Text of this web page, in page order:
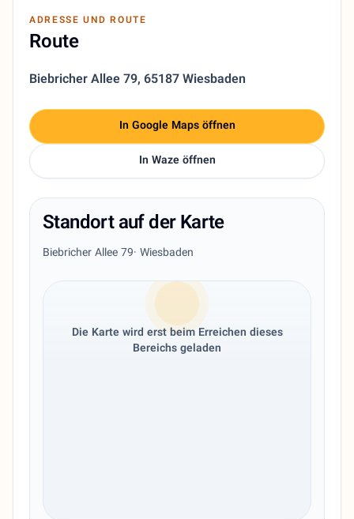
ADRESSE UND ROUTE
Route
Biebricher Allee 79, 65187 Wiesbaden
In Google Maps öffnen
In Waze öffnen
Standort auf der Karte
Biebricher Allee 79· Wiesbaden
Die Karte wird erst beim Erreichen dieses
Bereichs geladen